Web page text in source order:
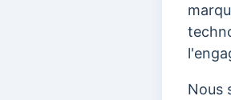
Nous